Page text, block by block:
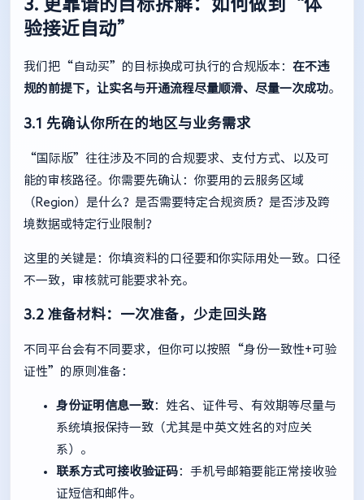
验接近自动”
我们把“自动买”的目标换成可执行的合规版本： 在不违
规的前提下，让实名与开通流程尽量顺滑、尽量一次成功。
3.1 先确认你所在的地区与业务需求
“国际版”往往涉及不同的合规要求、支付方式、以及可
能的审核路径。你需要先确认：你要用的云服务区域
（Region）是什么？是否需要特定合规资质？是否涉及跨
境数据或特定行业限制？
这里的关键是：你填资料的口径要和你实际用处一致。口径
不一致，审核就可能要求补充。
3.2 准备材料：一次准备，少走回头路
不同平台会有不同要求，但你可以按照“身份一致性+可验
证性”的原则准备：
身份证明信息一致 ：姓名、证件号、有效期等尽量与
系统填报保持一致（尤其是中英文姓名的对应关
系）。
联系方式可接收验证码 ：手机号邮箱要能正常接收验
证短信和邮件。